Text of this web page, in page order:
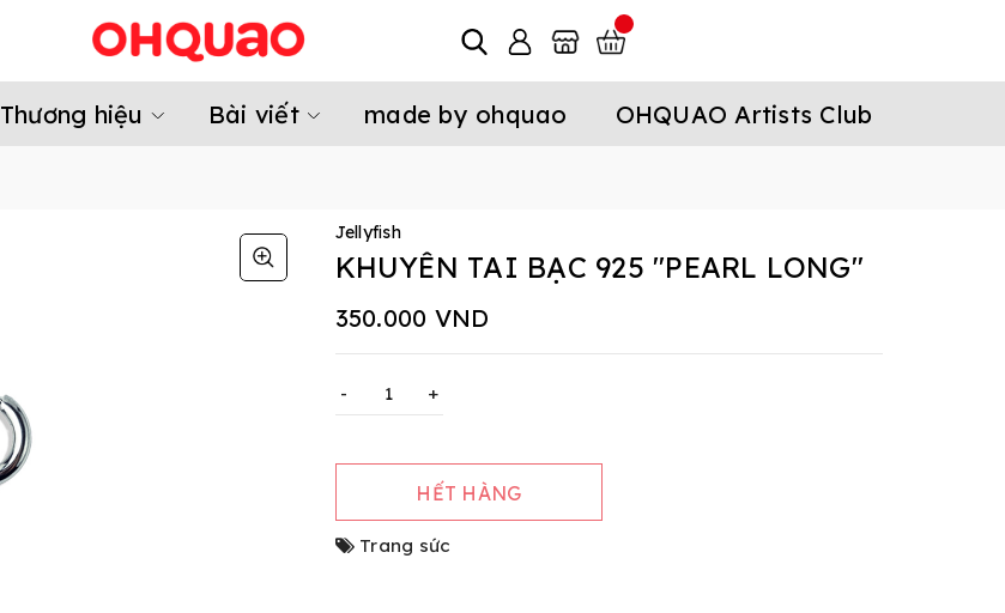
Thương hiệu Bài viết made by ohquao OHQUAO Artists Club
Jellyfish
KHUYÊN TAI BẠC 925 "PEARL LONG"
350.000 VND
- +
HẾT HÀNG
Trang sức